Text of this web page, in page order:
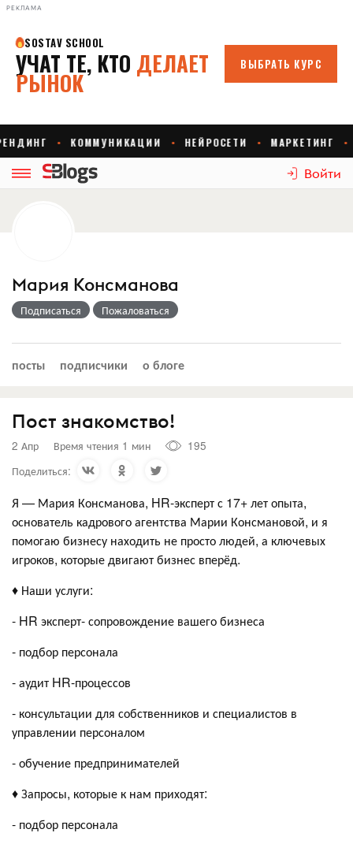
РЕКЛАМА
Войти
Мария Консманова
Подписаться Пожаловаться
посты подписчики о блоге
Пост знакомство!
2 Апр Время чтения 1 мин
195
Поделиться:
Я — Мария Консманова, HR-эксперт с 17+ лет опыта,
основатель кадрового агентства Марии Консмановой, и я
помогаю бизнесу находить не просто людей, а ключевых
игроков, которые двигают бизнес вперёд.
♦️ Наши услуги:
- HR эксперт- сопровождение вашего бизнеса
- подбор персонала
- аудит HR-процессов
- консультации для собственников и специалистов в
управлении персоналом
- обучение предпринимателей
♦️ Запросы, которые к нам приходят:
- подбор персонала